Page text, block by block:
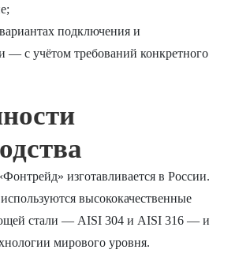
подключения и
— с учётом требований конкретного
изготавливается в России.
высококачественные
стали — AISI 304 и AISI 316 — и
мирового уровня.